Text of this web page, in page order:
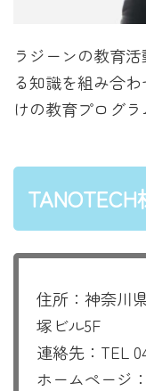
ラジーンの教育
る知識を組み合
けの教育プログラ
住所：神奈川
塚ビル5F
連絡先：TEL
ホームページ：